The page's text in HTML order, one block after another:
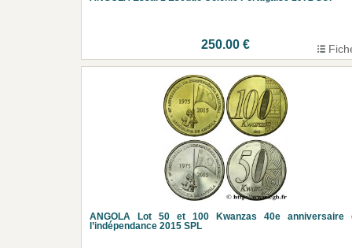
250.00 €
ANGOLA Lot 50 et 100 Kwanzas 40e anniversaire
l’indépendance 2015 SPL